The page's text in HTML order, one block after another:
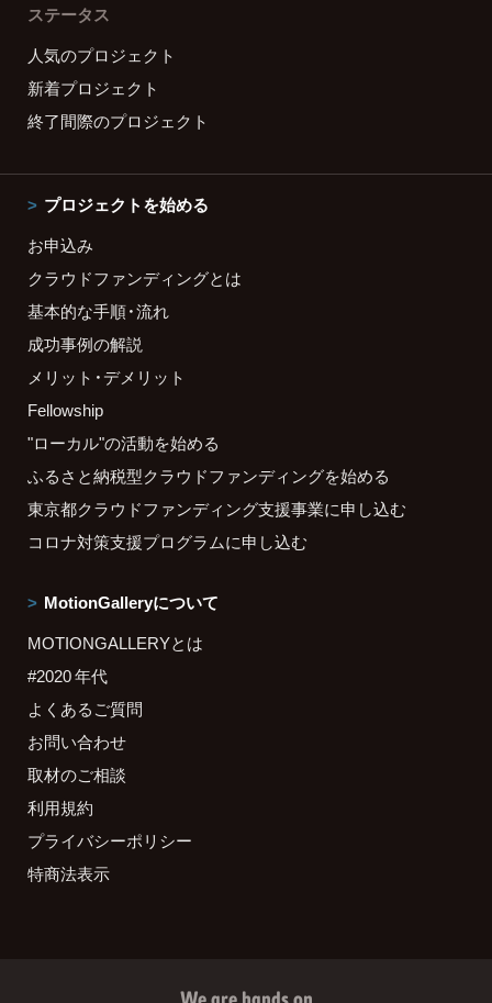
ステータス
人気のプロジェクト
新着プロジェクト
終了間際のプロジェクト
プロジェクトを始める
お申込み
クラウドファンディングとは
基本的な手順・流れ
成功事例の解説
メリット・デメリット
Fellowship
"ローカル"の活動を始める
ふるさと納税型クラウドファンディングを始める
東京都クラウドファンディング支援事業に申し込む
コロナ対策支援プログラムに申し込む
MotionGalleryについて
MOTIONGALLERYとは
#2020 年代
よくあるご質問
お問い合わせ
取材のご相談
利用規約
プライバシーポリシー
特商法表示
We are hands on